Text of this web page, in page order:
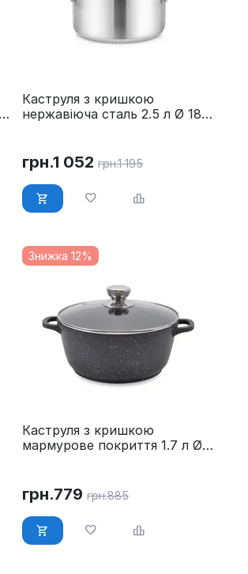
Каструля з кришкою
нержавіюча сталь 2.5 л Ø 18
грн.1 052 грн.1 195
Знижка 12%
Каструля з кришкою
мармурове покриття 1.7 л Ø
грн.779 грн.885